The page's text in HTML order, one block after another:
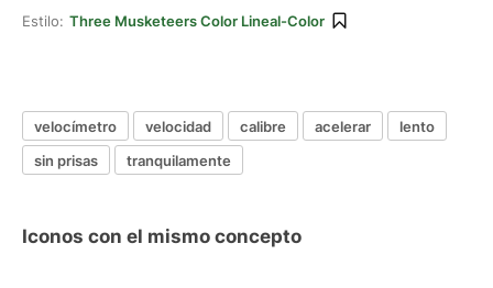
Estilo: Three Musketeers Color Lineal-Color
velocímetro velocidad calibre acelerar
lento
sin prisas
tranquilamente
Iconos con el mismo concepto